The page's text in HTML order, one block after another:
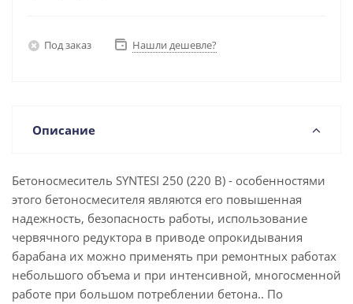
Под заказ Нашли дешевле?
Описание
Бетоносмеситель SYNTESI 250 (220 В) - особенностями
этого бетоносмесителя являются его повышенная
надежность, безопасность работы, использование
червячного редуктора в приводе опрокидывания
барабана их можно применять при ремонтных работах
небольшого объема и при интенсивной, многосменной
работе при большом потреблении бетона.. По